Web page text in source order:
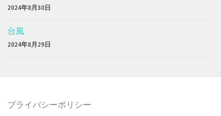
2024年8月30日
台風
2024年8月29日
プライバシーポリシー